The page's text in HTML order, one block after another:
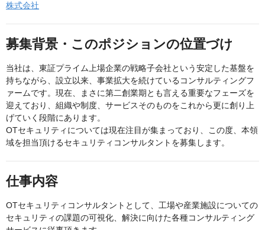
株式会社
募集背景・このポジションの位置づけ
当社は、東証プライム上場企業の戦略子会社という安定した基盤を
持ちながら、設立以来、事業拡大を続けているコンサルティングフ
ァームです。現在、まさに第二創業期とも言える重要なフェーズを
迎えており、組織や制度、サービスそのものをこれから更に創り上
げていく段階にあります。
OTセキュリティについては現在注目が集まっており、この度、本領
域を担当頂けるセキュリティコンサルタントを募集します。
仕事内容
OTセキュリティコンサルタントとして、工場や産業施設についての
セキュリティの課題の可視化、解決に向けた各種コンサルティング